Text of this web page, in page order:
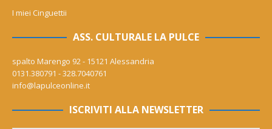
I miei Cinguettii
ASS. CULTURALE LA PULCE
spalto Marengo 92 - 15121 Alessandria
0131.380791 - 328.7040761
info@lapulceonline.it
ISCRIVITI ALLA NEWSLETTER